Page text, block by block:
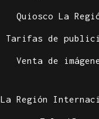
Quiosco La
Tarifas de
Venta de
La Región